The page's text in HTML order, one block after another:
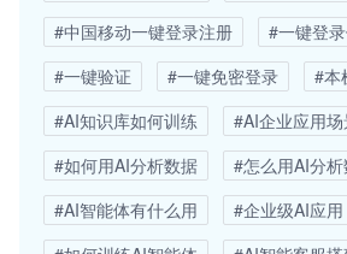
#中国移动一键登录注册
#一键登
#一键验证
#一键免密登录
#本
#AI知识库如何训练
#AI企业应用
#如何用AI分析数据
#怎么用AI分
#AI智能体有什么用
#企业级AI应用